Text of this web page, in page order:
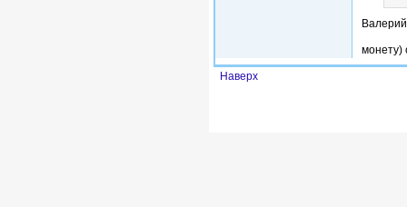
монету)
Наверх